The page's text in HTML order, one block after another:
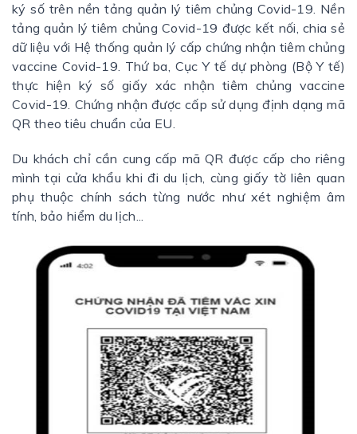
ký số trên nền tảng quản lý tiêm chủng Covid-19. Nền
tảng quản lý tiêm chủng Covid-19 được kết nối, chia sẻ
dữ liệu với Hệ thống quản lý cấp chứng nhận tiêm chủng
vaccine Covid-19. Thứ ba, Cục Y tế dự phòng (Bộ Y tế)
thực hiện ký số giấy xác nhận tiêm chủng vaccine
Covid-19. Chứng nhận được cấp sử dụng định dạng mã
QR theo tiêu chuẩn của EU.
Du khách chỉ cần cung cấp mã QR được cấp cho riêng
mình tại cửa khẩu khi đi du lịch, cùng giấy tờ liên quan
phụ thuộc chính sách từng nước như xét nghiệm âm
tính, bảo hiểm du lịch...